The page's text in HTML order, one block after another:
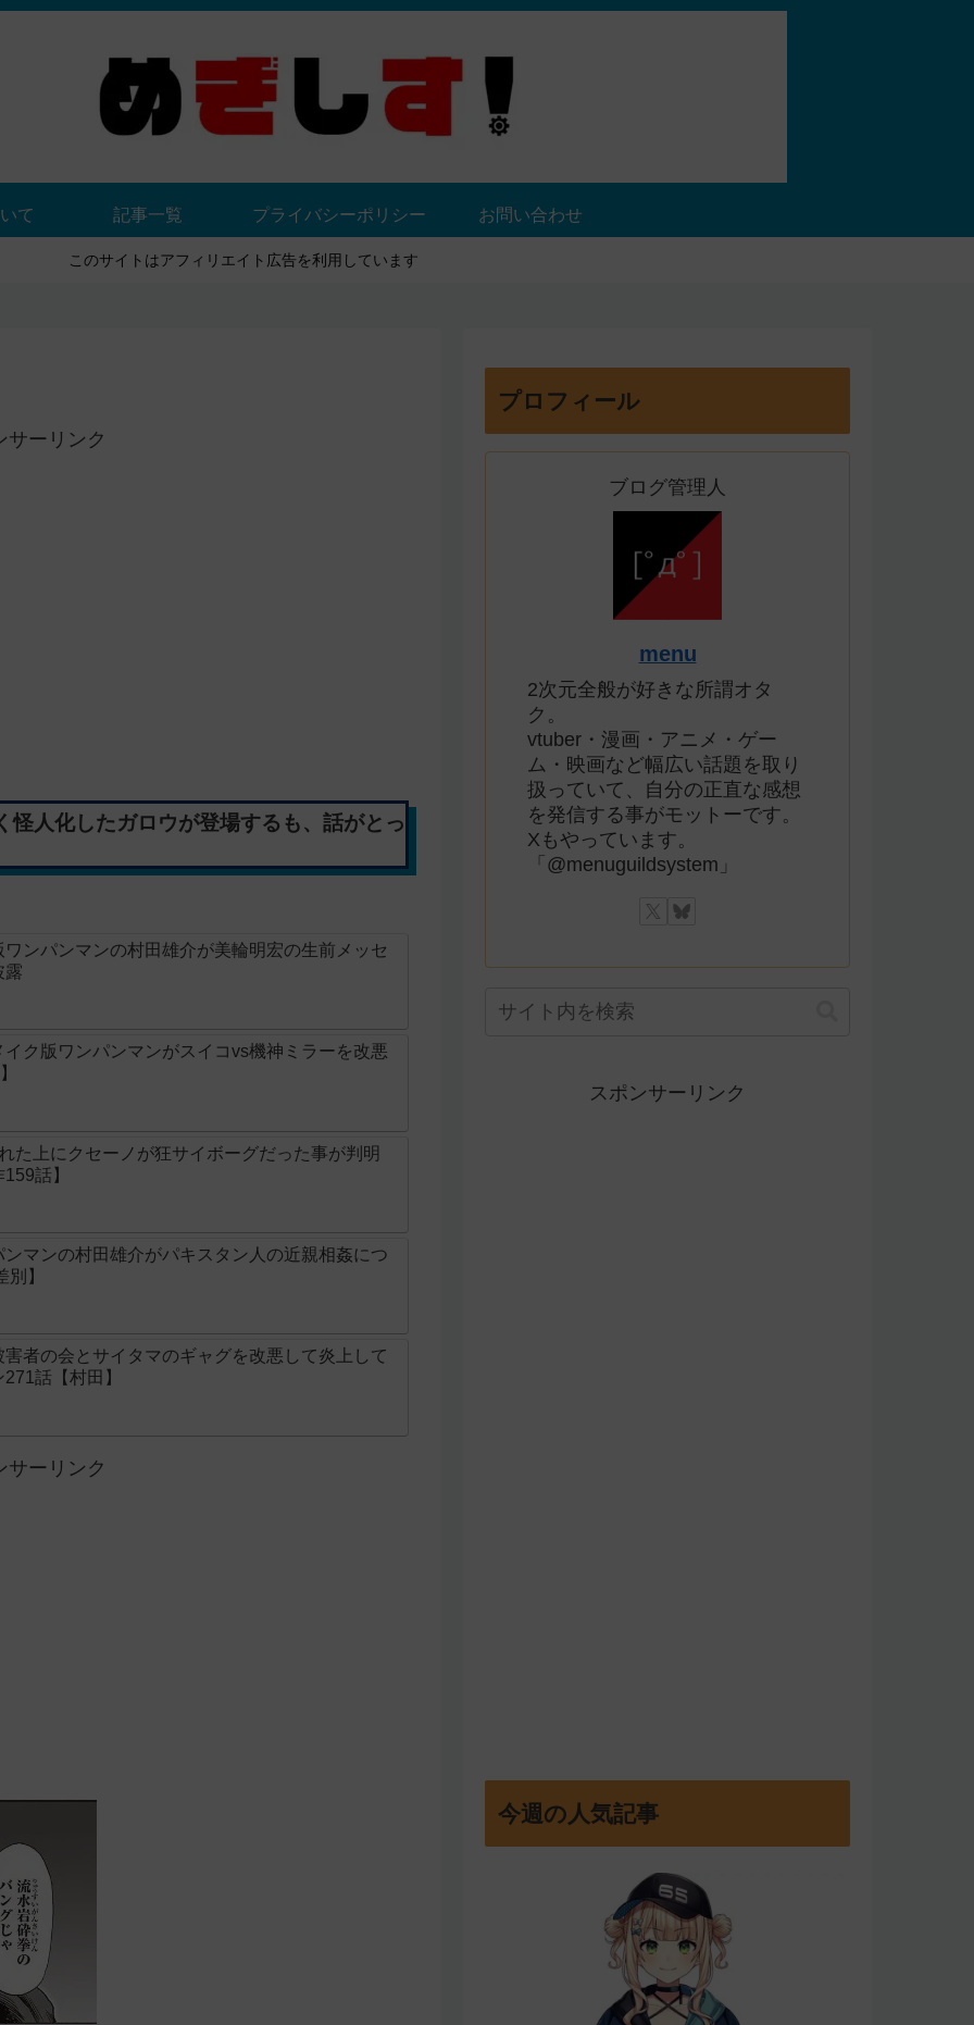
て 記事一覧 プライバシーポリシー お問い合わせ
このサイトはアフィリエイト広告を利用しています
サーリンク
人化したガロウが登場するも、話がとっ
ンパンマンの村田雄介が美輪明宏の生前メッセ
露
ク版ワンパンマンがスイコvs機神ミラーを改悪
た上にクセーノが狂サイボーグだった事が判明
話】
マンの村田雄介がパキスタン人の近親相姦につ
】
者の会とサイタマのギャグを改悪して炎上して
話【村田】
サーリンク
プロフィール
ブログ管理人
menu
2次元全般が好きな所謂オタ
ク。
vtuber・漫画・アニメ・ゲー
ム・映画など幅広い話題を取り
扱っていて、自分の正直な感想
を発信する事がモットーです。
Xもやっています。
「@menuguildsystem」
スポンサーリンク
今週の人気記事